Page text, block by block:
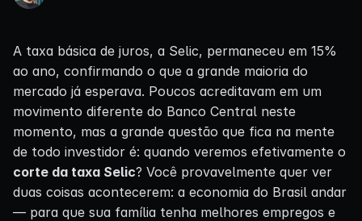
A taxa básica de juros, a Selic, permaneceu em 15%
ao ano, confirmando o que a grande maioria do
mercado já esperava. Poucos acreditavam em um
movimento diferente do Banco Central neste
momento, mas a grande questão que fica na mente
de todo investidor é: quando veremos efetivamente o
corte da taxa Selic? Você provavelmente quer ver
duas coisas acontecerem: a economia do Brasil andar
— para que sua família tenha melhores empregos e